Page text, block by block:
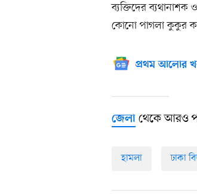
ব্যক্তিদের
কোনো পাগলা কুকুর
প্রথম আলোর
জেলা থেকে আরও
হামলা ঢাকা